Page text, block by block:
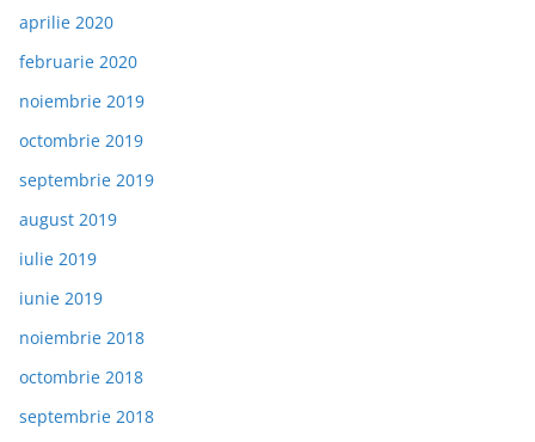
aprilie 2020
februarie 2020
noiembrie 2019
octombrie 2019
septembrie 2019
august 2019
iulie 2019
iunie 2019
noiembrie 2018
octombrie 2018
septembrie 2018